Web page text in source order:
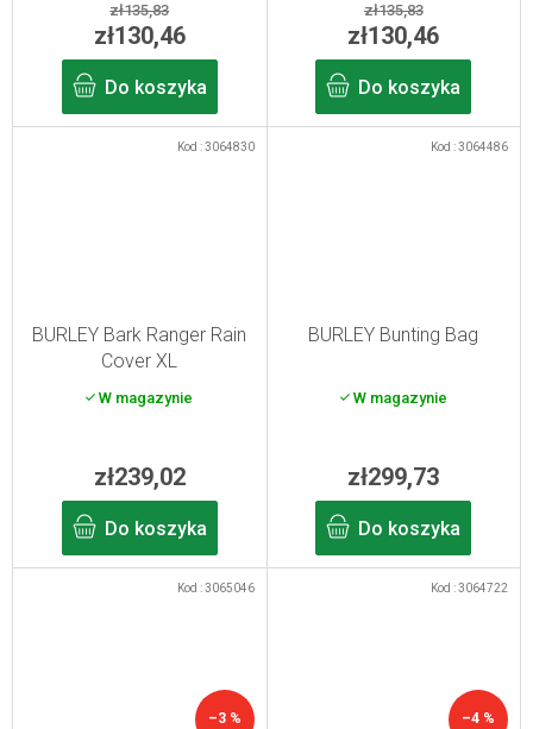
zł135,83
zł130,46
Do koszyka
zł135,83
zł130,46
Do koszyka
BURLEY Bark Ranger Rain
Cover XL
W magazynie
zł239,02
Do koszyka
Kod :3064830
BURLEY Bunting Bag
W magazynie
zł299,73
Do koszyka
Kod :3064486
–3 %
Kod :3065046
–4 %
Kod :3064722